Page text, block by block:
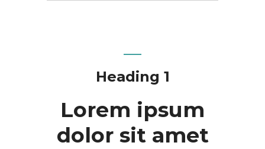
Heading 1
Lorem ipsum
dolor sit amet